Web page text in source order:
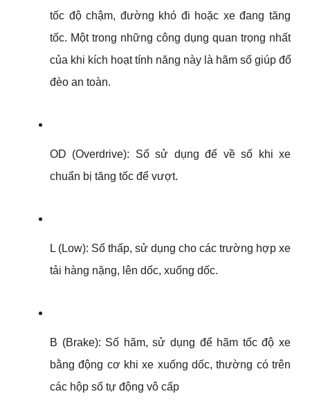
tốc độ chậm, đường khó đi hoặc xe đang tăng
tốc. Một trong những công dụng quan trọng nhất
của khi kích hoạt tính năng này là hãm số giúp đổ
đèo an toàn.
OD (Overdrive): Số sử dụng để về số khi xe
chuẩn bị tăng tốc để vượt.
L (Low): Số thấp, sử dụng cho các trường hợp xe
tải hàng nặng, lên dốc, xuống dốc.
B (Brake): Số hãm, sử dụng để hãm tốc độ xe
bằng động cơ khi xe xuống dốc, thường có trên
các hộp số tự động vô cấp